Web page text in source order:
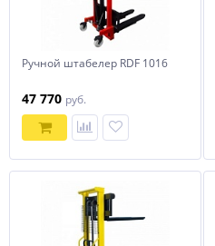
Ручной штабелер RDF 1016
47 770 руб.